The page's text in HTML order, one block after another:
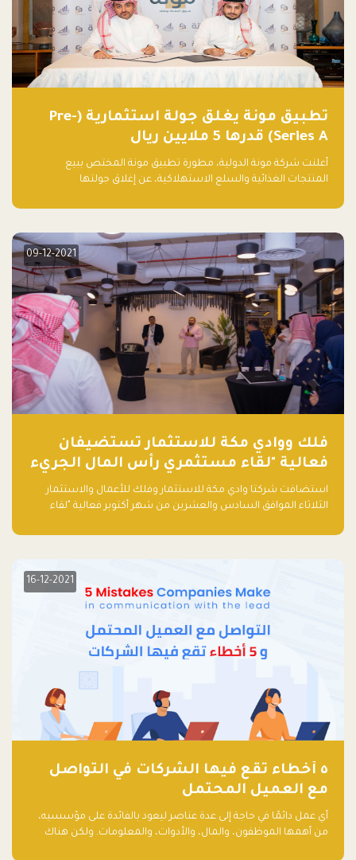
تطبيق مونة يغلق جولة استثمارية (Pre-
Series A) قدرها 5 ملايين ريال
أعلنت شركة مونة الدولية، مطورة تطبيق مونة المختص ببيع
المنتجات الغذائية والسلع الاستهلاكية، عن إغلاق جولتها
دولار أمريكي)، بقيادة شركتي دعم المنشآت المحدودة وتسارع القابضة
09-12-2021
فلك ووادي مكة للاستثمار تستضيفان
فعالية "لقاء مستثمري رأس المال الجريء
في المنطقة"
استضافت شركتا وادي مكة للاستثمار وفلك للأعمال والاستثمار
الثلاثاء الموافق السادس والعشرين من شهر أكتوبر فعالية "لقاء
مشاركاً من أبرز صناديق رأس المال الجريء وممثلي المؤسسات
16-12-2021
٥ أخطاء تقع فيها الشركات في التواصل
مع العميل المحتمل
أي عمل دائمًا في حاجة إلى عدة عناصر ليعود بالفائدة على مؤسسيه،
من أهمها الموظفون، والمال، والأدوات، والمعلومات. ولكن هناك